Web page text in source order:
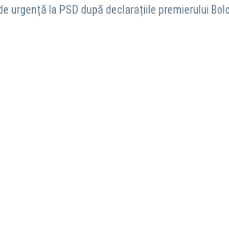
urgență la PSD după declarațiile premierului